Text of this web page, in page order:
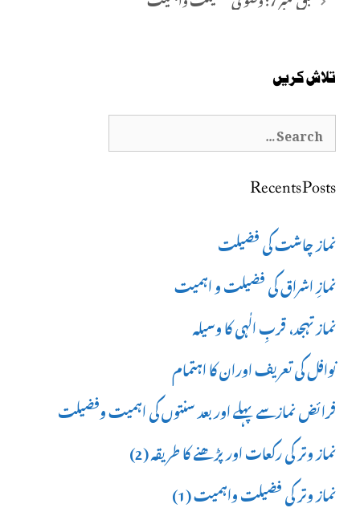
تلاش کریں
Search
Recents Posts
نماز چاشت کی فضیلت
نمازِ اشراق کی فضیلت و اہمیت
نماز تہجد، قربِ الٰہی کا وسیلہ
نوافل کی تعریف اوران کا اہتمام
فرائض نمازسے پہلے اور بعد سنتوں کی اہمیت وفضیلت
نماز وتر کی رکعات اور پڑھنے کا طریقہ (2)
نماز وتر کی فضیلت واہمیت (1)